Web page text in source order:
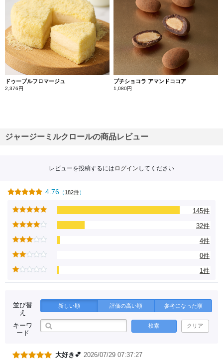
ドゥーブルフロマージュ
2,376円
プチショコラ アマンドココア
1,080円
ジャージーミルクロールの商品レビュー
レビューを投稿するには ログイン してください
4.76 （182件）
145件
32件
4件
0件
1件
並び替
え
新しい順 評価の高い順 参考になった順
キーワ
ード
検索 クリア
大好き💕 2026/07/29 07:37:27